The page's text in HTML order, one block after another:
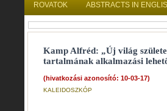
ROVATOK ABSTRACTS IN
Kamp Alfréd: „Új világ
tartalmának alkalmazási
(hivatkozási azonosító: 10-03-17)
KALEIDOSZKÓP